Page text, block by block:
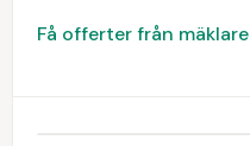
Få offerter från mäklare